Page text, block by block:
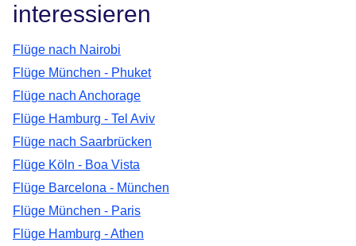
interessieren
Flüge nach Nairobi
Flüge München - Phuket
Flüge nach Anchorage
Flüge Hamburg - Tel Aviv
Flüge nach Saarbrücken
Flüge Köln - Boa Vista
Flüge Barcelona - München
Flüge München - Paris
Flüge Hamburg - Athen